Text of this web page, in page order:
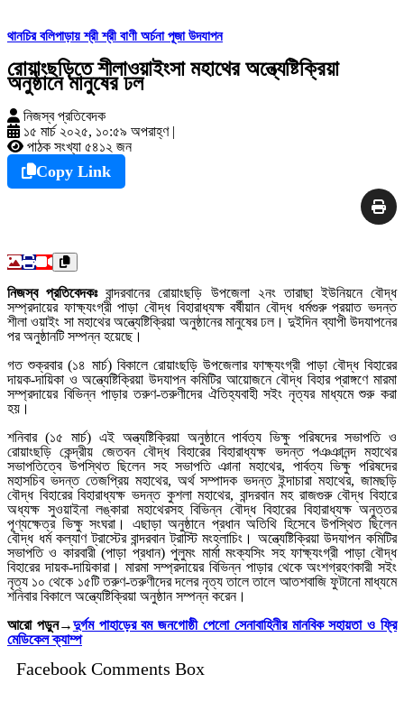
থানচির বলিপাড়ায় শ্রী শ্রী বাণী অর্চনা পূজা উদযাপন
রোয়াংছড়িতে শীলাওয়াইংসা মহাথের অন্ত্যেষ্টিক্রিয়া
অনুষ্ঠানে মানুষের ঢল
নিজস্ব প্রতিবেদক
১৫ মার্চ ২০২৫, ১০:৫৯ অপরাহ্ণ |
পাঠক সংখ্যা ৫৪১২ জন
Copy Link
নিজস্ব প্রতিবেদকঃবান্দরবানের রোয়াংছড়ি উপজেলা ২নং তারাছা ইউনিয়নে বৌদ্ধ
সম্প্রদায়ের ফাক্ষ্যংগ্রী পাড়া বৌদ্ধ বিহারাধ্যক্ষ বর্ষীয়ান বৌদ্ধ ধর্মগুরু প্রয়াত ভদন্ত
শীলা ওয়াইং সা মহাথের অন্ত্যেষ্টিক্রিয়া অনুষ্ঠানের মানুষের ঢল। দুইদিন ব্যাপী উদযাপনের
পর অনুষ্ঠানটি সম্পন্ন হয়েছে।
গত শুক্রবার (১৪ মার্চ) বিকালে রোয়াংছড়ি উপজেলার ফাক্ষ্যংগ্রী পাড়া বৌদ্ধ বিহারের
দায়ক-দায়িকা ও অন্ত্যেষ্টিক্রিয়া উদযাপন কমিটির আয়োজনে বৌদ্ধ বিহার প্রাঙ্গণে মারমা
সম্প্রদায়ের বিভিন্ন পাড়ার তরুণ-তরুণীদের ঐতিহ্যবাহী সইং নৃত্যর মাধ্যমে শুরু করা
হয়।
শনিবার (১৫ মার্চ) এই অন্ত্যষ্টিক্রিয়া অনুষ্ঠানে পার্বত্য ভিক্ষু পরিষদের সভাপতি ও
রোয়াংছড়ি কেন্দ্রীয় জেতবন বৌদ্ধ বিহারের বিহারাধ্যক্ষ ভদন্ত পঞঞানন্দ মহাথের
সভাপতিত্বে উপস্থিত ছিলেন সহ সভাপতি ঞানা মহাথের, পার্বত্য ভিক্ষু পরিষদের
মহাসচিব ভদন্ত তেজপ্রিয় মহাথের, অর্থ সম্পাদক ভদন্ত ইন্দাচারা মহাথের, জামছড়ি
বৌদ্ধ বিহারের বিহারাধ্যক্ষ ভদন্ত কুশলা মহাথের, বান্দরবান মহ রাজগুরু বৌদ্ধ বিহারে
অধ্যক্ষ সুওয়াইনা লঙ্কারা মহাথেরসহ বিভিন্ন বৌদ্ধ বিহারের বিহারাধ্যক্ষ অনুত্তর
পূণ্যক্ষেত্র ভিক্ষু সংঘরা। এছাড়া অনুষ্ঠানে প্রধান অতিথি হিসেবে উপস্থিত ছিলেন
বৌদ্ধ ধর্ম কল্যাণ ট্রাস্টের বান্দরবান ট্রাস্টি মংহ্লাচিং। অন্ত্যেষ্টিক্রিয়া উদযাপন কমিটির
সভাপতি ও কারবারী (পাড়া প্রধান) পুলুমং মার্মা মংক্যসিং সহ ফাক্ষ্যংগ্রী পাড়া বৌদ্ধ
বিহারের দায়ক-দায়িকারা। মারমা সম্প্রদায়ের বিভিন্ন পাড়ার থেকে অংশগ্রহণকারী সইং
নৃত্য ১০ থেকে ১৫টি তরুণ-তরুণীদের দলের নৃত্য তালে তালে আতশবাজি ফুটানো মাধ্যমে
শনিবার বিকালে অন্ত্যেষ্টিক্রিয়া অনুষ্ঠান সম্পন্ন করেন।
আরো পড়ুন→দুর্গম পাহাড়ের বম জনগোষ্ঠী পেলো সেনাবাহিনীর মানবিক সহায়তা ও ফ্রি
মেডিকেল ক্যাম্প
Facebook Comments Box